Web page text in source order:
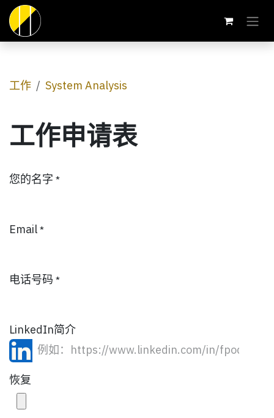
跳至内容
工作 System Analysis
工作申请表
您的名字 *
Email*
电话号码 *
LinkedIn简介
恢复